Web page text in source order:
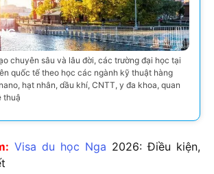
chuyên sâu và lâu đời, các trường đại học tại
quốc tế theo học các ngành kỹ thuật hàng
hạt nhân, dầu khí, CNTT, y đa khoa, quan
thuậ
Visa du học Nga 2026: Điều kiện,